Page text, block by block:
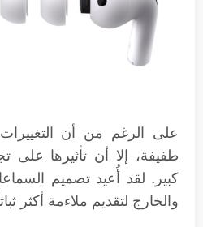
على الرغم من أن
طفيفة، إلا أن تأثيرها على
كبير. لقد أُعيد تصميم
والخارج لتقديم ملاءمة أكثر